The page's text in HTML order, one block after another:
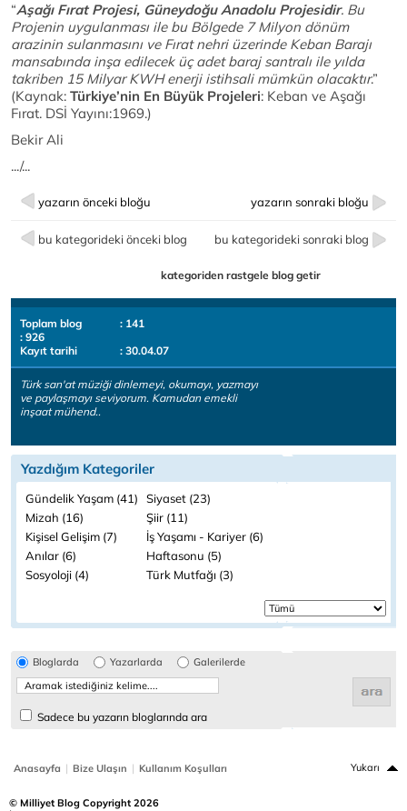
“Aşağı Fırat Projesi, Güneydoğu Anadolu Projesidir. Bu
Projenin uygulanması ile bu Bölgede 7 Milyon dönüm
arazinin sulanmasını ve Fırat nehri üzerinde Keban Barajı
mansabında inşa edilecek üç adet baraj santralı ile yılda
takriben 15 Milyar KWH enerji istihsali mümkün olacaktır.”
(Kaynak: Türkiye’nin En Büyük Projeleri: Keban ve Aşağı
Fırat. DSİ Yayını:1969.)
Bekir Ali
.../...
yazarın önceki bloğu yazarın sonraki bloğu
bu kategorideki önceki blog bu kategorideki sonraki blog
kategoriden rastgele blog getir
Toplam blog
: 141
: 926
Kayıt tarihi
: 30.04.07
Türk san'at müziği dinlemeyi, okumayı, yazmayı
ve paylaşmayı seviyorum. Kamudan emekli
inşaat mühend..
Yazdığım Kategoriler
Gündelik Yaşam (41)
Siyaset (23)
Mizah (16)
Şiir (11)
Kişisel Gelişim (7)
İş Yaşamı - Kariyer (6)
Anılar (6)
Haftasonu (5)
Sosyoloji (4)
Türk Mutfağı (3)
Bloglarda Yazarlarda Galerilerde
Sadece bu yazarın bloglarında ara
Anasayfa | Bize Ulaşın | Kullanım Koşulları Yukarı
© Milliyet Blog Copyright 2026